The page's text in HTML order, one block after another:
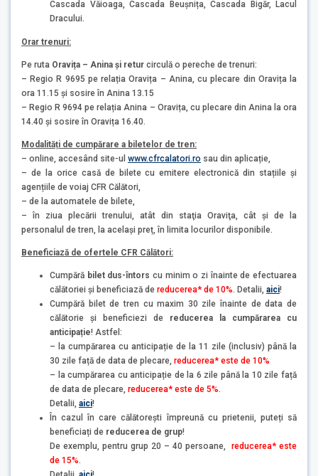
Cascada Văioaga, Cascada Beușnița, Cascada Bigăr, Lacul
Dracului.
Orar trenuri:
Pe ruta Oravița – Anina și retur circulă o pereche de trenuri:
– Regio R 9695 pe relația Oravița – Anina, cu plecare din Oravița la
ora 11.15 și sosire în Anina 13.15
– Regio R 9694 pe relația Anina – Oravița, cu plecare din Anina la ora
14.40 și sosire în Oravița 16.40.
Modalități de cumpărare a biletelor de tren:
– online, accesând site-ul www.cfrcalatori.ro sau din aplicație,
– de la orice casă de bilete cu emitere electronică din stațiile și
agențiile de voiaj CFR Călători,
– de la automatele de bilete,
– în ziua plecării trenului, atât din staţia Oraviţa, cât şi de la
personalul de tren, la același preț, în limita locurilor disponibile.
Beneficiază de ofertele CFR Călători:
Cumpără bilet dus-întors cu minim o zi înainte de efectuarea
călătoriei și beneficiază de reducerea* de 10% . Detalii, aici!
Cumpără bilet de tren cu maxim 30 zile înainte de data de
călătorie și beneficiezi de reducerea la cumpărarea cu
anticipație! Astfel:
– la cumpărarea cu anticipație de la 11 zile (inclusiv) până la
30 zile față de data de plecare, reducerea* este de 10%
– la cumpărarea cu anticipație de la 6 zile până la 10 zile față
de data de plecare, reducerea* este de 5%
Detalii, aici!
În cazul în care călătorești împreună cu prietenii, puteți să
beneficiați de reducerea de grup!
De exemplu, pentru grup 20 – 40 persoane, reducerea* este
de 15%